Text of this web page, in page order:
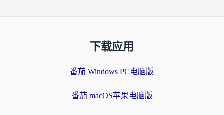
下载应用
番茄 Windows PC电脑版
番茄 macOS苹果电脑版